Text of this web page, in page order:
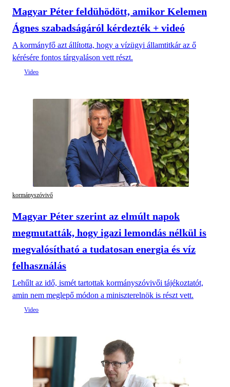
Magyar Péter feldühödött, amikor Kelemen
Ágnes szabadságáról kérdezték + videó
A kormányfő azt állította, hogy a vízügyi államtitkár az ő
kérésére fontos tárgyaláson vett részt.
kormányszóvivő
Magyar Péter szerint az elmúlt napok
megmutatták, hogy igazi lemondás nélkül is
megvalósítható a tudatosan energia és víz
felhasználás
Lehűlt az idő, ismét tartottak kormányszóvivői tájékoztatót,
amin nem meglepő módon a miniszterelnök is részt vett.